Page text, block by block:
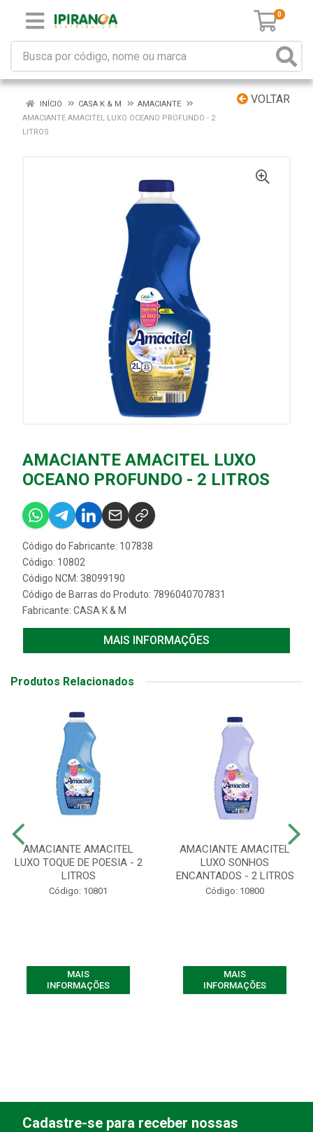
0
VOLTAR
INÍCIO CASA K & M
AMACIANTE
AMACIANTE AMACITEL LUXO OCEANO PROFUNDO - 2
LITROS
AMACIANTE AMACITEL LUXO
OCEANO PROFUNDO - 2 LITROS
Código do Fabricante: 107838
Código: 10802
Código NCM: 38099190
Código de Barras do Produto: 7896040707831
Fabricante: CASA K & M
MAIS INFORMAÇÕES
Produtos Relacionados
AMACIANTE AMACITEL
LUXO TOQUE DE POESIA - 2
LITROS
Código: 10801
MAIS
INFORMAÇÕES
AMACIANTE AMACITEL
LUXO SONHOS
ENCANTADOS - 2 LITROS
Código: 10800
MAIS
INFORMAÇÕES
Cadastre-se para receber nossas